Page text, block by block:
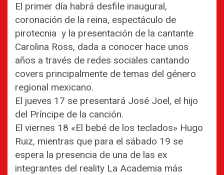
El primer día habrá desfile inaugural,
coronación de la reina, espectáculo de
pirotecnia y la presentación de la cantante
Carolina Ross, dada a conocer hace unos
años a través de redes sociales cantando
covers principalmente de temas del género
regional mexicano.
El jueves 17 se presentará José Joel, el hijo
del Príncipe de la canción.
El viernes 18 «El bebé de los teclados» Hugo
Ruiz, mientras que para el sábado 19 se
espera la presencia de una de las ex
integrantes del reality La Academia más